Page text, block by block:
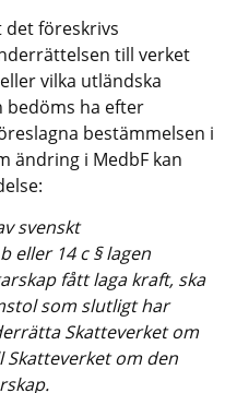
föreskrivs
till verket
vilka utländska
bedöms ha efter
bestämmelsen i
ändring i MedbF kan
svenskt
eller 14 c § lagen
fått laga kraft, ska
som slutligt har
Skatteverket om
om den